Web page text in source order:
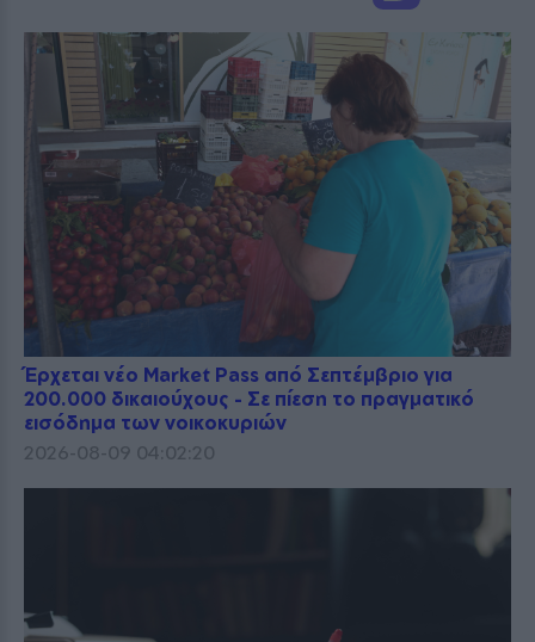
Έρχεται νέο Market Pass από Σεπτέμβριο για
200.000 δικαιούχους - Σε πίεση το πραγματικό
εισόδημα των νοικοκυριών
2026-08-09 04:02:20